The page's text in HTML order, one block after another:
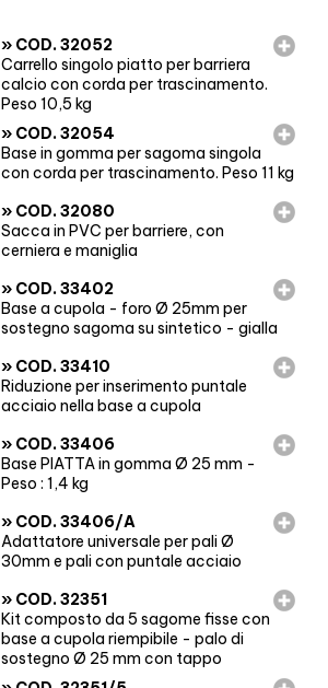
» COD. 32052
Carrello singolo piatto per barriera
calcio con corda per trascinamento.
Peso 10,5 kg
» COD. 32054
Base in gomma per sagoma singola
con corda per trascinamento. Peso 11 kg
» COD. 32080
Sacca in PVC per barriere, con
cerniera e maniglia
» COD. 33402
Base a cupola - foro Ø 25mm per
sostegno sagoma su sintetico - gialla
» COD. 33410
Riduzione per inserimento puntale
acciaio nella base a cupola
» COD. 33406
Base PIATTA in gomma Ø 25 mm -
Peso : 1,4 kg
» COD. 33406/A
Adattatore universale per pali Ø
30mm e pali con puntale acciaio
» COD. 32351
Kit composto da 5 sagome fisse con
base a cupola riempibile - palo di
sostegno Ø 25 mm con tappo